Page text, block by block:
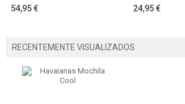
54,95 € 24,95 €
RECENTEMENTE VISUALIZADOS